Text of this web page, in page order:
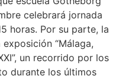
celebrará jornada
horas. Por su parte, la
“Málaga,
un recorrido por los
durante los últimos